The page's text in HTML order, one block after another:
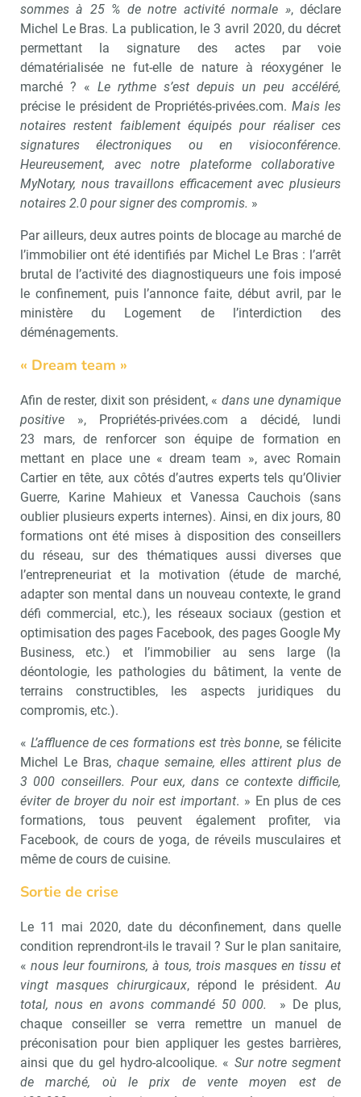
sommes à 25 % de notre activité normale », déclare
Michel Le Bras. La publication, le 3 avril 2020, du décret
permettant la signature des actes par voie
dématérialisée ne fut-elle de nature à réoxygéner le
marché ? « Le rythme s’est depuis un peu accéléré,
précise le président de Propriétés-privées.com. Mais les
notaires restent faiblement équipés pour réaliser ces
signatures électroniques ou en visioconférence.
Heureusement, avec notre plateforme collaborative
MyNotary, nous travaillons efficacement avec plusieurs
notaires 2.0 pour signer des compromis. »
Par ailleurs, deux autres points de blocage au marché de
l’immobilier ont été identifiés par Michel Le Bras : l’arrêt
brutal de l’activité des diagnostiqueurs une fois imposé
le confinement, puis l’annonce faite, début avril, par le
ministère du Logement de l’interdiction des
déménagements.
« Dream team »
Afin de rester, dixit son président, « dans une dynamique
positive », Propriétés-privées.com a décidé, lundi
23 mars, de renforcer son équipe de formation en
mettant en place une « dream team », avec Romain
Cartier en tête, aux côtés d’autres experts tels qu’Olivier
Guerre, Karine Mahieux et Vanessa Cauchois (sans
oublier plusieurs experts internes). Ainsi, en dix jours, 80
formations ont été mises à disposition des conseillers
du réseau, sur des thématiques aussi diverses que
l’entrepreneuriat et la motivation (étude de marché,
adapter son mental dans un nouveau contexte, le grand
défi commercial, etc.), les réseaux sociaux (gestion et
optimisation des pages Facebook, des pages Google My
Business, etc.) et l’immobilier au sens large (la
déontologie, les pathologies du bâtiment, la vente de
terrains constructibles, les aspects juridiques du
compromis, etc.).
« L’affluence de ces formations est très bonne, se félicite
Michel Le Bras, chaque semaine, elles attirent plus de
3 000 conseillers. Pour eux, dans ce contexte difficile,
éviter de broyer du noir est important. » En plus de ces
formations, tous peuvent également profiter, via
Facebook, de cours de yoga, de réveils musculaires et
même de cours de cuisine.
Sortie de crise
Le 11 mai 2020, date du déconfinement, dans quelle
condition reprendront-ils le travail ? Sur le plan sanitaire,
«nous leur fournirons, à tous, trois masques en tissu et
vingt masques chirurgicaux, répond le président.Au
total, nous en avons commandé 50 000.
» De plus,
chaque conseiller se verra remettre un manuel de
préconisation pour bien appliquer les gestes barrières,
ainsi que du gel hydro-alcoolique. « Sur notre segment
de marché, où le prix de vente moyen est de